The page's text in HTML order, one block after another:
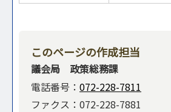
このページの作成担当
議会局 政策総務課
電話番号： 072-228-7811
ファクス：072-228-7881